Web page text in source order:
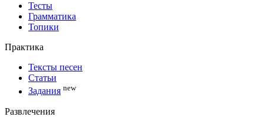
Тесты
Грамматика
Топики
Практика
Тексты песен
Статьи
Задания new
Развлечения